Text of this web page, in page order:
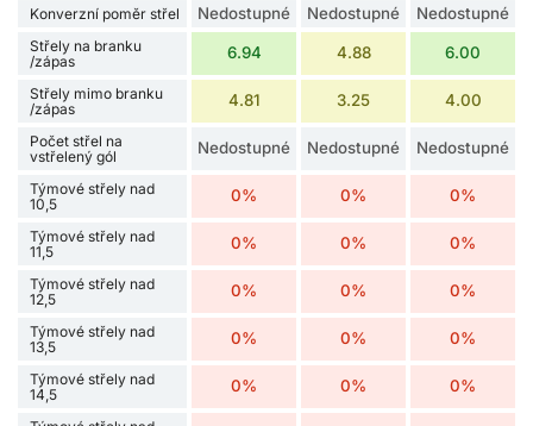
Konverzní poměr střel Nedostupné Nedostupné Nedostupné
Střely na branku
/zápas
6.94 4.88 6.00
Střely mimo branku
/zápas
4.81 3.25 4.00
Počet střel na
vstřelený gól
Nedostupné Nedostupné Nedostupné
Týmové střely nad
10,5
0% 0% 0%
Týmové střely nad
11,5
0% 0% 0%
Týmové střely nad
12,5
0% 0% 0%
Týmové střely nad
13,5
0% 0% 0%
Týmové střely nad
14,5
0% 0% 0%